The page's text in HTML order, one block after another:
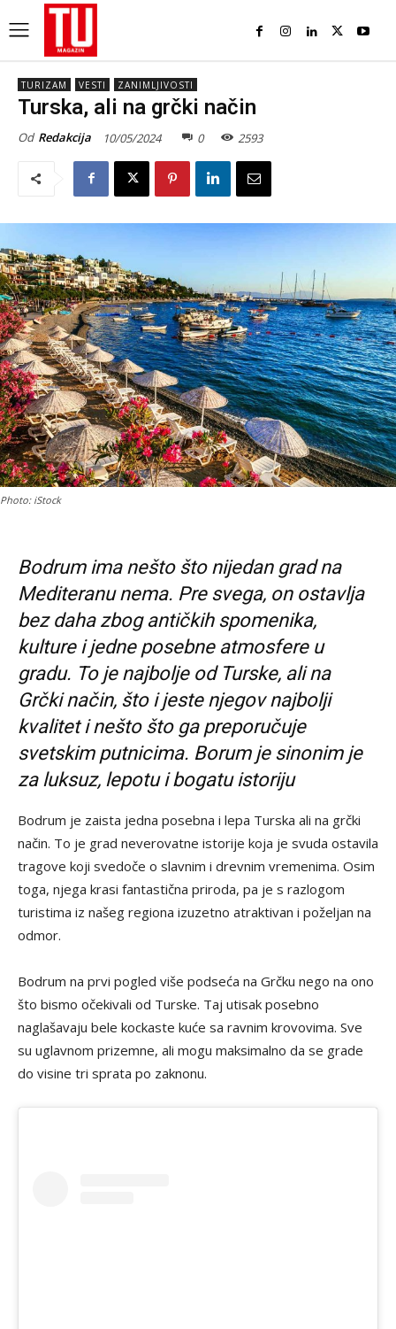
TURIZAM VESTI ZANIMLJIVOSTI
Turska, ali na grčki način
Od Redakcija 10/05/2024 0 2593
Photo: iStock
Bodrum ima nešto što nijedan grad na
Mediteranu nema. Pre svega, on ostavlja
bez daha zbog antičkih spomenika,
kulture i jedne posebne atmosfere u
gradu. To je najbolje od Turske, ali na
Grčki način, što i jeste njegov najbolji
kvalitet i nešto što ga preporučuje
svetskim putnicima. Borum je sinonim je
za luksuz, lepotu i bogatu istoriju
Bodrum je zaista jedna posebna i lepa Turska ali na grčki
način. To je grad neverovatne istorije koja je svuda ostavila
tragove koji svedoče o slavnim i drevnim vremenima. Osim
toga, njega krasi fantastična priroda, pa je s razlogom
turistima iz našeg regiona izuzetno atraktivan i poželjan na
odmor.
Bodrum na prvi pogled više podseća na Grčku nego na ono
što bismo očekivali od Turske. Taj utisak posebno
naglašavaju bele kockaste kuće sa ravnim krovovima. Sve
su uglavnom prizemne, ali mogu maksimalno da se grade
do visine tri sprata po zaknonu.